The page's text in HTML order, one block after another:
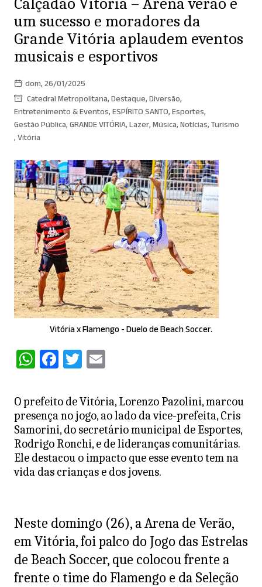
um sucesso e moradores da
Grande Vitória aplaudem eventos
musicais e esportivos
dom, 26/01/2025
Catedral Metropolitana,Destaque,Diversão,
Entretenimento & Eventos,ESPÍRITO SANTO,Esportes,
Gestão Pública,GRANDE VITÓRIA,Lazer,Música,Notícias,Turismo
,Vitória
Vitória x Flamengo - Duelo de Beach Soccer.
W
at
s
A
p
p
F
c
e
b
o
o
T
itt
er
E
ai
l
O prefeito de Vitória, Lorenzo Pazolini, marcou
presença no jogo, ao lado da vice-prefeita, Cris
Samorini, do secretário municipal de Esportes,
Rodrigo Ronchi, e de lideranças comunitárias.
Ele destacou o impacto que esse evento tem na
vida das crianças e dos jovens.
Neste domingo (26), a Arena de Verão,
em Vitória, foi palco do Jogo das Estrelas
de Beach Soccer, que colocou frente a
frente o time do Flamengo e da Seleção